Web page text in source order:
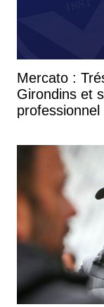
Mercato :
Girondins et
professionnel